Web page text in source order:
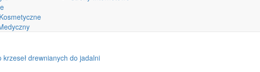
krzeseł drewnianych do jadalni